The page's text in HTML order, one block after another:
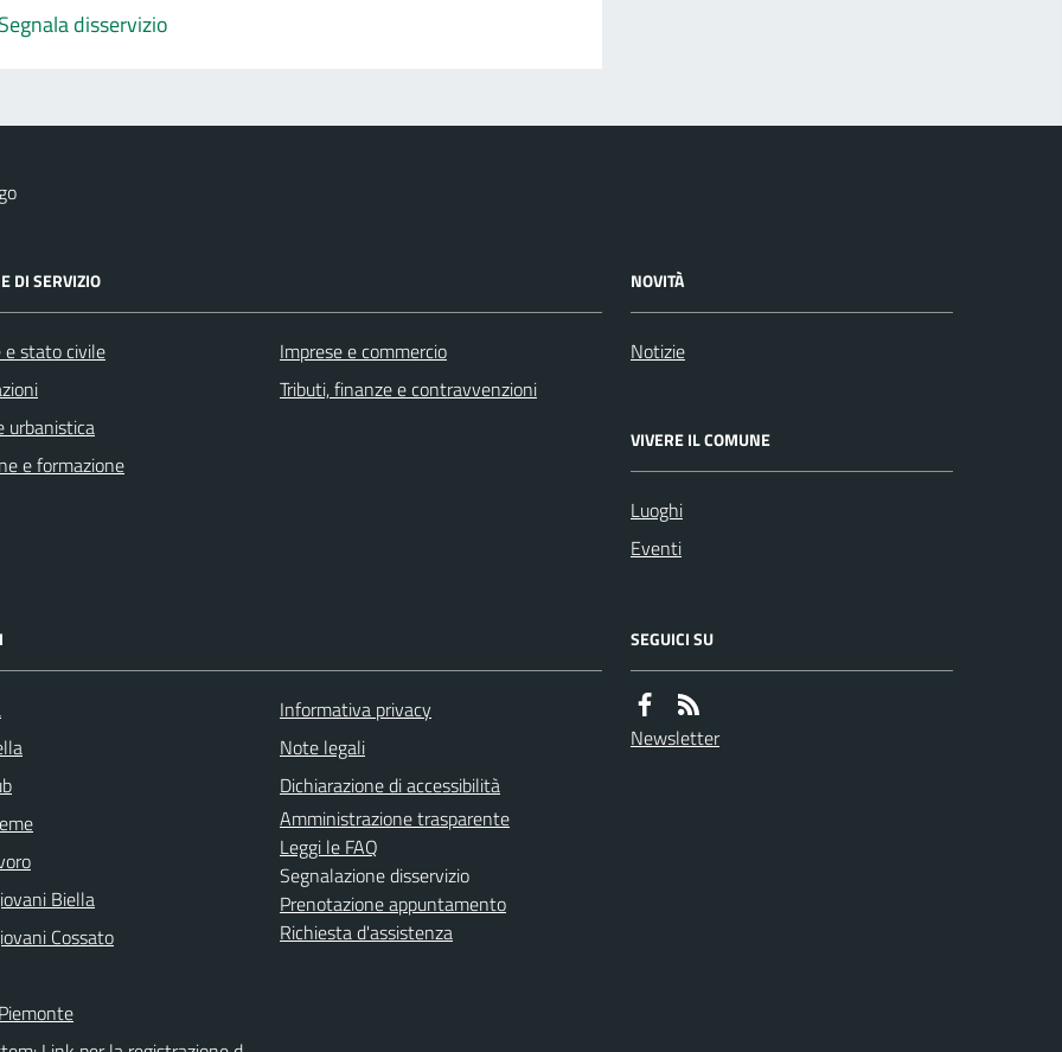
Segnala disservizio
DI SERVIZIO
e stato civile
urbanistica
e formazione
Imprese e commercio
Tributi, finanze e contravvenzioni
NOVITÀ
Notizie
VIVERE IL COMUNE
Luoghi
Eventi
Biella
Cossato
Informativa privacy
Note legali
Dichiarazione di accessibilità
Amministrazione trasparente
Leggi le FAQ
Segnalazione disservizio
Prenotazione appuntamento
Richiesta d'assistenza
SEGUICI SU
Newsletter